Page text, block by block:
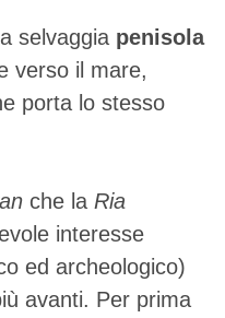
selvaggia penisola
verso il mare,
porta lo stesso
che la Ria
interesse
ed archeologico)
avanti. Per prima